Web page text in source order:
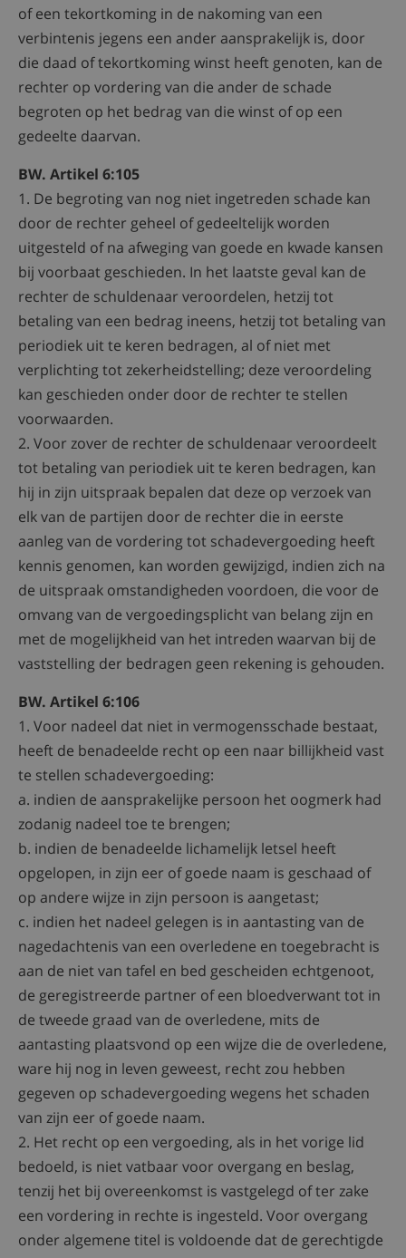
of een tekortkoming in de nakoming van een
verbintenis jegens een ander aansprakelijk is, door
die daad of tekortkoming winst heeft genoten, kan de
rechter op vordering van die ander de schade
begroten op het bedrag van die winst of op een
gedeelte daarvan.
BW. Artikel 6:105
1. De begroting van nog niet ingetreden schade kan
door de rechter geheel of gedeeltelijk worden
uitgesteld of na afweging van goede en kwade kansen
bij voorbaat geschieden. In het laatste geval kan de
rechter de schuldenaar veroordelen, hetzij tot
betaling van een bedrag ineens, hetzij tot betaling van
periodiek uit te keren bedragen, al of niet met
verplichting tot zekerheidstelling; deze veroordeling
kan geschieden onder door de rechter te stellen
voorwaarden.
2. Voor zover de rechter de schuldenaar veroordeelt
tot betaling van periodiek uit te keren bedragen, kan
hij in zijn uitspraak bepalen dat deze op verzoek van
elk van de partijen door de rechter die in eerste
aanleg van de vordering tot schadevergoeding heeft
kennis genomen, kan worden gewijzigd, indien zich na
de uitspraak omstandigheden voordoen, die voor de
omvang van de vergoedingsplicht van belang zijn en
met de mogelijkheid van het intreden waarvan bij de
vaststelling der bedragen geen rekening is gehouden.
BW. Artikel 6:106
1. Voor nadeel dat niet in vermogensschade bestaat,
heeft de benadeelde recht op een naar billijkheid vast
te stellen schadevergoeding:
a. indien de aansprakelijke persoon het oogmerk had
zodanig nadeel toe te brengen;
b. indien de benadeelde lichamelijk letsel heeft
opgelopen, in zijn eer of goede naam is geschaad of
op andere wijze in zijn persoon is aangetast;
c. indien het nadeel gelegen is in aantasting van de
nagedachtenis van een overledene en toegebracht is
aan de niet van tafel en bed gescheiden echtgenoot,
de geregistreerde partner of een bloedverwant tot in
de tweede graad van de overledene, mits de
aantasting plaatsvond op een wijze die de overledene,
ware hij nog in leven geweest, recht zou hebben
gegeven op schadevergoeding wegens het schaden
van zijn eer of goede naam.
2. Het recht op een vergoeding, als in het vorige lid
bedoeld, is niet vatbaar voor overgang en beslag,
tenzij het bij overeenkomst is vastgelegd of ter zake
een vordering in rechte is ingesteld. Voor overgang
onder algemene titel is voldoende dat de gerechtigde